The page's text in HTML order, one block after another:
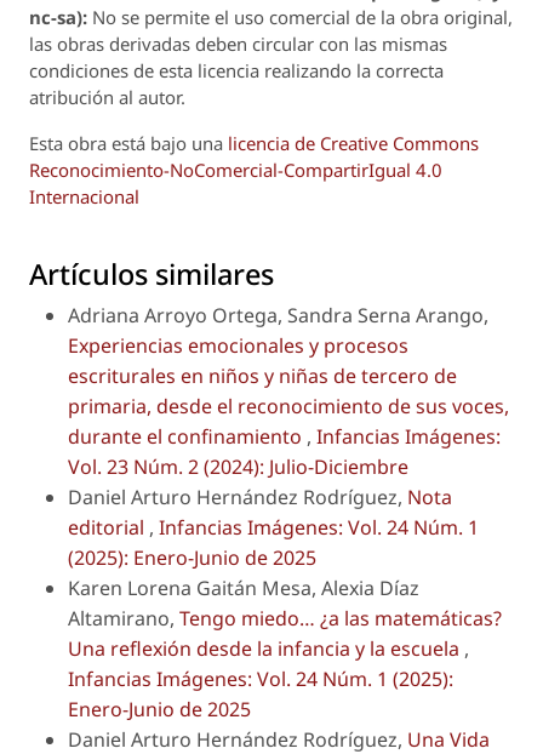
nc-sa): No se permite el uso comercial de la obra original,
las obras derivadas deben circular con las mismas
condiciones de esta licencia realizando la correcta
atribución al autor.
Esta obra está bajo una licencia de Creative Commons
Reconocimiento-NoComercial-CompartirIgual 4.0
Internacional
Artículos similares
Adriana Arroyo Ortega, Sandra Serna Arango,
Experiencias emocionales y procesos
escriturales en niños y niñas de tercero de
primaria, desde el reconocimiento de sus voces,
durante el confinamiento , Infancias Imágenes:
Vol. 23 Núm. 2 (2024): Julio-Diciembre
Daniel Arturo Hernández Rodríguez, Nota
editorial , Infancias Imágenes: Vol. 24 Núm. 1
(2025): Enero-Junio de 2025
Karen Lorena Gaitán Mesa, Alexia Díaz
Altamirano, Tengo miedo… ¿a las matemáticas?
Una reflexión desde la infancia y la escuela ,
Infancias Imágenes: Vol. 24 Núm. 1 (2025):
Enero-Junio de 2025
Daniel Arturo Hernández Rodríguez, Una Vida